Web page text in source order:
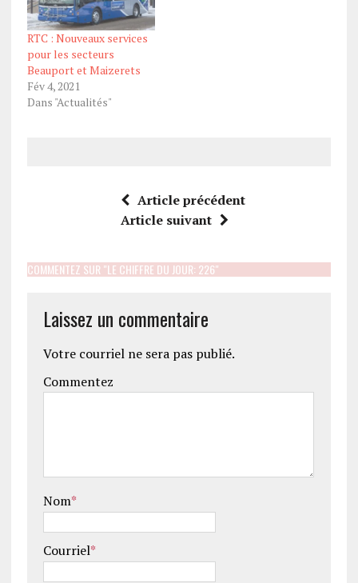
RTC : Nouveaux services
pour les secteurs
Beauport et Maizerets
Fév 4, 2021
Dans "Actualités"
Article précédent
Article suivant
COMMENTEZ SUR "LE CHIFFRE DU JOUR: 226"
Laissez un commentaire
Votre courriel ne sera pas publié.
Commentez
Nom*
Courriel*